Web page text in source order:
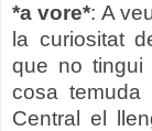
*a vore*: A
la curiositat
que no tingui
cosa temuda
Central el